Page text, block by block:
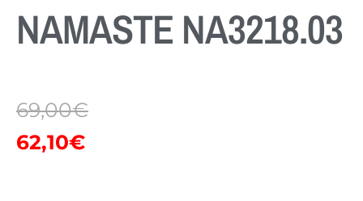
NAMASTE NA3218.03
69,00€
62,10€